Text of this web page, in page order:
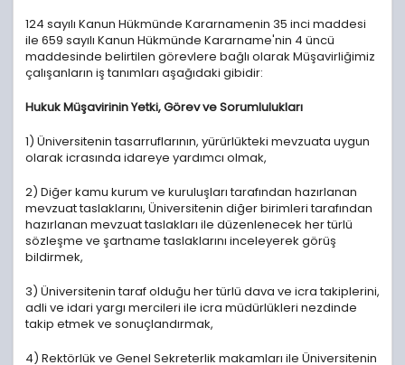
124 sayılı Kanun Hükmünde Kararnamenin 35 inci maddesi
ile 659 sayılı Kanun Hükmünde Kararname'nin 4 üncü
maddesinde belirtilen görevlere bağlı olarak Müşavirliğimiz
çalışanların iş tanımları aşağıdaki gibidir:
Hukuk Müşavirinin Yetki, Görev ve Sorumlulukları
1) Üniversitenin tasarruflarının, yürürlükteki mevzuata uygun
olarak icrasında idareye yardımcı olmak,
2) Diğer kamu kurum ve kuruluşları tarafından hazırlanan
mevzuat taslaklarını, Üniversitenin diğer birimleri tarafından
hazırlanan mevzuat taslakları ile düzenlenecek her türlü
sözleşme ve şartname taslaklarını inceleyerek görüş
bildirmek,
3) Üniversitenin taraf olduğu her türlü dava ve icra takiplerini,
adli ve idari yargı mercileri ile icra müdürlükleri nezdinde
takip etmek ve sonuçlandırmak,
4) Rektörlük ve Genel Sekreterlik makamları ile Üniversitenin